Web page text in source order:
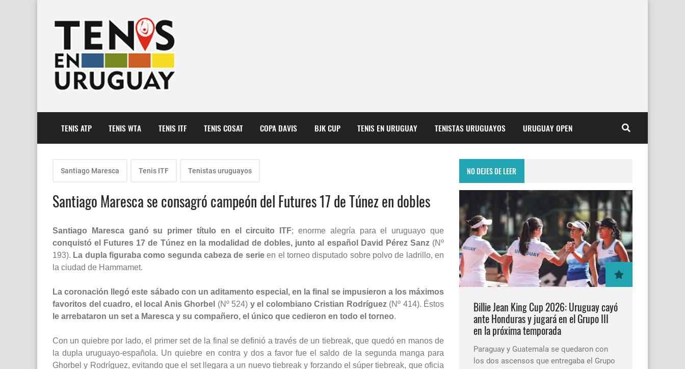
TENIS ATP TENIS WTA TENIS ITF TENIS COSAT COPA DAVIS BJK CUP TENIS EN URUGUAY TENISTAS URUGUAYOS URUGUAY OPEN
Santiago Maresca Tenis ITF Tenistas uruguayos
Santiago Maresca se consagró campeón del Futures 17 de Túnez en dobles
Santiago Maresca ganó su primer título en el circuito ITF; enorme alegría para el uruguayo que
conquistó el Futures 17 de Túnez en la modalidad de dobles, junto al español David Pérez Sanz(Nº
193). La dupla figuraba como segunda cabeza de serieen el torneo disputado sobre polvo de ladrillo, en
la ciudad de Hammamet.
La coronación llegó este sábado con un aditamento especial, en la final se impusieron a los máximos
favoritos del cuadro, el local Anis Ghorbel (Nº 524) y el colombiano Cristian Rodríguez(Nº 414). Éstos
le arrebataron un set a Maresca y su compañero, el único que cedieron en todo el torneo.
Con un quiebre por lado, el primer set de la final se definió a través de un tiebreak, que quedó en manos de
la dupla uruguayo-española. Un quiebre en contra y dos a favor fue el saldo de la segunda manga para
Ghorbel y Rodríguez, evitando que el set llegara a un nuevo tiebreak y forzando el súper tiebreak, que oficia
NO DEJES DE LEER
Billie Jean King Cup 2026: Uruguay cayó
ante Honduras y jugará en el Grupo III
en la próxima temporada
Paraguay y Guatemala se quedaron con
los dos ascensos que entregaba el Grupo